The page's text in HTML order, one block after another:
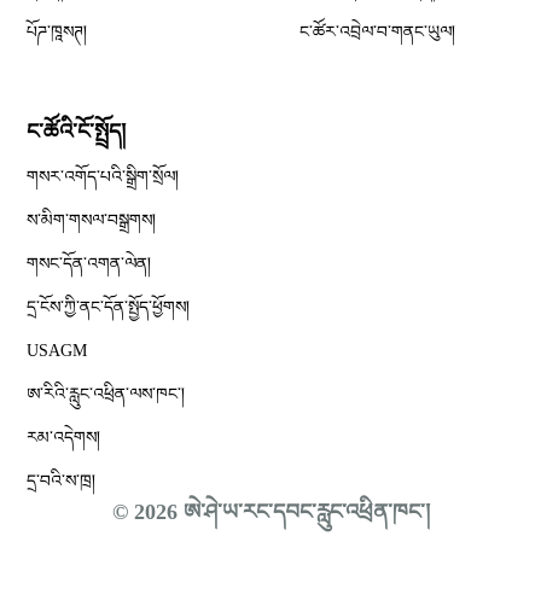
པོཌ་ཁཱསཊ། ང་ཚོར་འབྲེལ་བ་གནང་ཡུལ།
ང་ཚོའི་ངོ་སྤྲོད།
གསར་འགོད་པའི་སྒྲིག་སྲོལ།
ས་མིག་གསལ་བསྒྲགས།
གསང་དོན་འགན་ལེན།
དྲ་ངོས་ཀྱི་ནང་དོན་སྤྱོད་ཕྱོགས།
USAGM
ཨ་རིའི་རླུང་འཕྲིན་ལས་ཁང༌།
རམ་འདེགས།
དྲ་བའི་ས་ཁྲ།
© 2026 ཨེ་ཤེ་ཡ་རང་དབང་རླུང་འཕྲིན་ཁང་།